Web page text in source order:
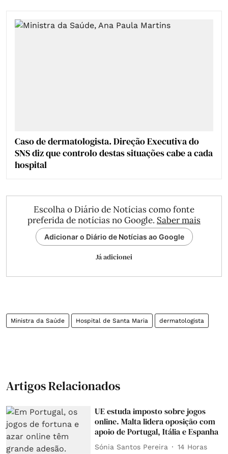
Caso de dermatologista. Direção Executiva do
SNS diz que controlo destas situações cabe a cada
hospital
Escolha o Diário de Notícias como fonte
preferida de notícias no Google. Saber mais
Adicionar o Diário de Notícias ao Google
Já adicionei
Ministra da Saúde Hospital de Santa Maria dermatologista
Artigos Relacionados
UE estuda imposto sobre jogos
online. Malta lidera oposição com
apoio de Portugal, Itália e Espanha
Sónia Santos Pereira 14 Horas